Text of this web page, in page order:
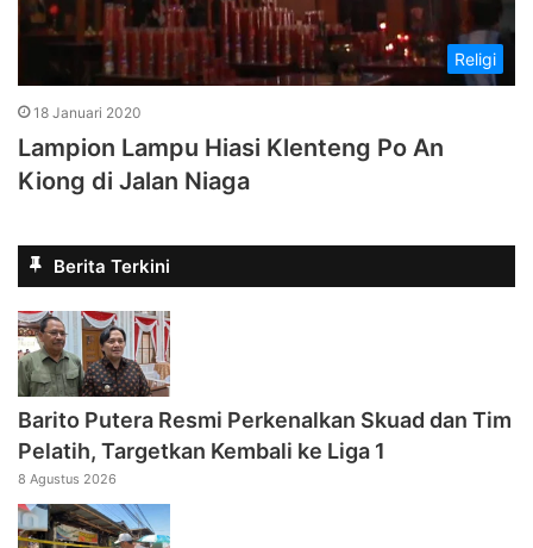
Religi
18 Januari 2020
Lampion Lampu Hiasi Klenteng Po An
Kiong di Jalan Niaga
Berita Terkini
Barito Putera Resmi Perkenalkan Skuad dan Tim
Pelatih, Targetkan Kembali ke Liga 1
8 Agustus 2026